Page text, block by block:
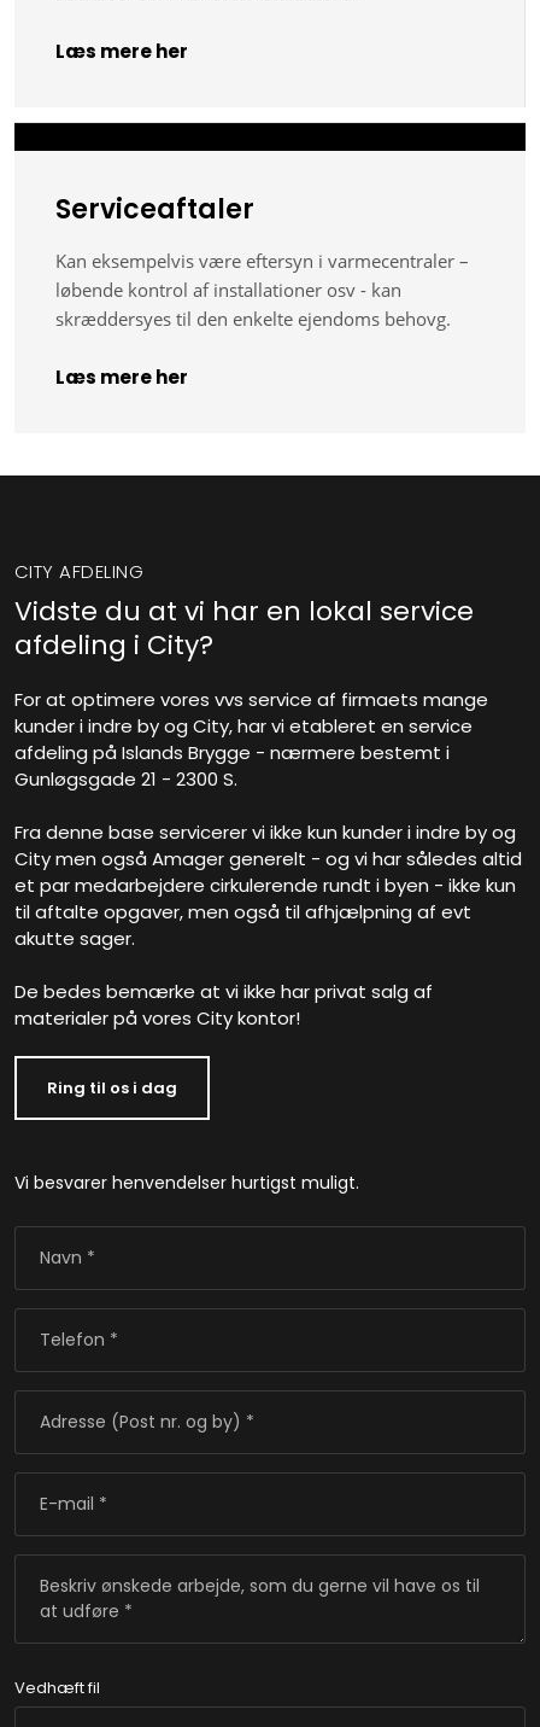
Læs mere her​
Serviceaftaler
Kan eksempelvis være eftersyn i varmecentraler –
løbende kontrol af installationer osv - kan
skræddersyes til den enkelte ejendoms behov​g.
Læs mere her​
CITY AFDELING
Vidste du at vi har en lokal service
afdeling i City?
For at optimere vores vvs service af firmaets mange
kunder i indre by og City, har vi etableret en service
afdeling på Islands Brygge - nærmere bestemt i
Gunløgsgade 21 - 2300 S.
Fra denne base servicerer vi ikke kun kunder i indre by og
City men også Amager generelt - og vi har således altid
et par medarbejdere cirkulerende rundt i byen - ikke kun
til aftalte opgaver, men også til afhjælpning af evt
akutte sager.
De bedes bemærke at vi ikke har privat salg af
materialer på vores City kontor!
Ring til os i dag
Vi besvarer henvendelser hurtigst muligt.​​
Vedhæft fil